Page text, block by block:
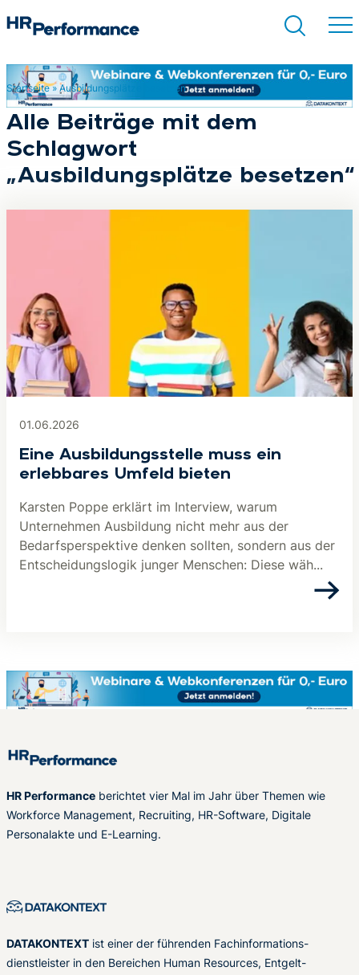
Suchen
Startseite» Ausbildungsplätze besetzen
Alle Beiträge mit dem
Schlagwort
„Ausbildungsplätze besetzen“
01.06.2026
Eine Ausbildungsstelle muss ein
erlebbares Umfeld bieten
Karsten Poppe erklärt im Interview, warum
Unternehmen Ausbildung nicht mehr aus der
Bedarfsperspektive denken sollten, sondern aus der
Entscheidungslogik junger Menschen: Diese wäh...
HR Performance berichtet vier Mal im Jahr über Themen wie
Workforce Management, Recruiting, HR-Software, Digitale
Personalakte und E-Learning.
DATAKONTEXT ist einer der führenden Fachinformations-
dienstleister in den Bereichen Human Resources, Entgelt-